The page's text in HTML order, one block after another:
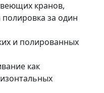
кранов,
за один
и полированных
как